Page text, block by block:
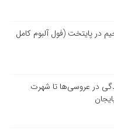
در پایتخت (فول آلبوم کامل
در عروسی‌ها تا شهرت